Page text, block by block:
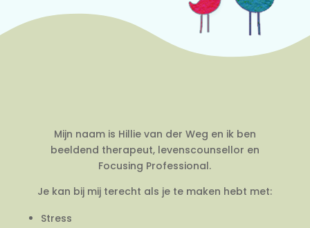
Mijn naam is Hillie van der Weg en ik ben
beeldend therapeut, levenscounsellor en
Focusing Professional.
Je kan bij mij terecht als je te maken hebt met:
Stress